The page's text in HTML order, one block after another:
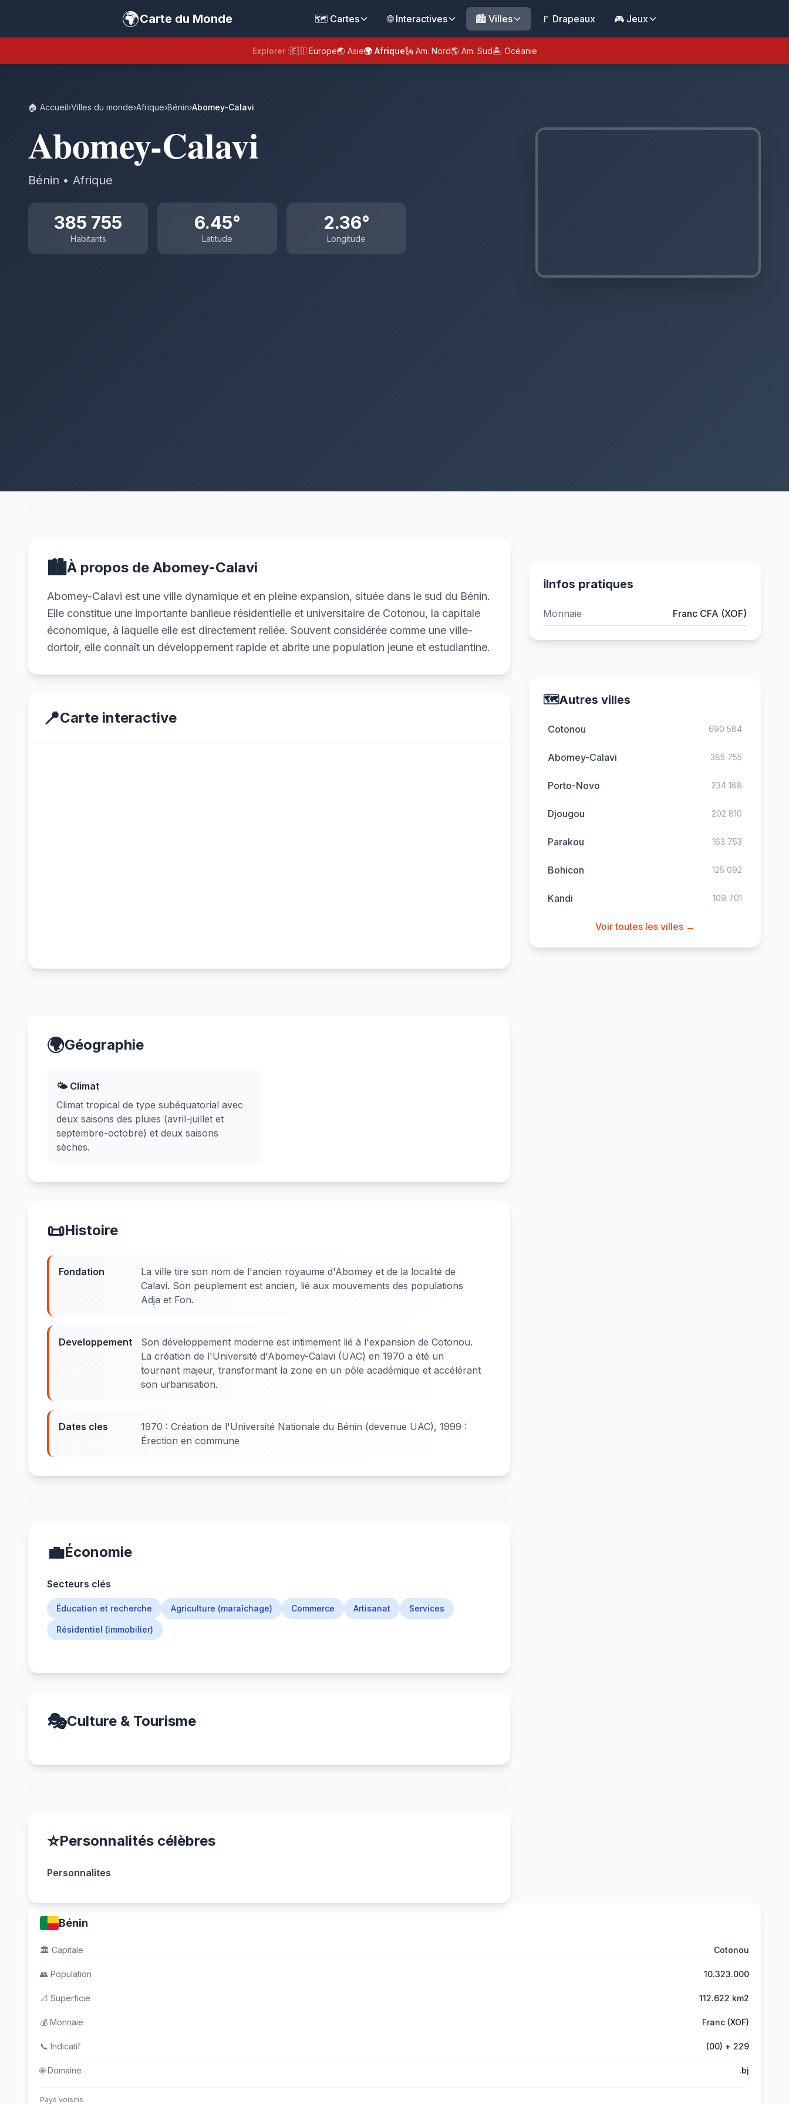
🌍Carte du Monde 🗺️ Cartes 🌐 Interactives 🏙️ Villes 🚩 Drapeaux 🎮 Jeux
Explorer :🇪🇺 Europe🌏 Asie🌍 Afrique🗽 Am. Nord🌎 Am. Sud🏝️ Océanie
🏠 Accueil›Villes du monde›Afrique›Bénin›Abomey-Calavi
Abomey-Calavi
Bénin • Afrique
385 755
Habitants
6.45°
Latitude
2.36°
Longitude
🏙️À propos de Abomey-Calavi
Abomey-Calavi est une ville dynamique et en pleine expansion, située dans le sud du Bénin.
Elle constitue une importante banlieue résidentielle et universitaire de Cotonou, la capitale
économique, à laquelle elle est directement reliée. Souvent considérée comme une ville-
dortoir, elle connaît un développement rapide et abrite une population jeune et estudiantine.
📍Carte interactive
🌍Géographie
🌤️ Climat
Climat tropical de type subéquatorial avec
deux saisons des pluies (avril-juillet et
septembre-octobre) et deux saisons
sèches.
📜Histoire
Fondation
La ville tire son nom de l'ancien royaume d'Abomey et de la localité de
Calavi. Son peuplement est ancien, lié aux mouvements des populations
Adja et Fon.
Developpement
Son développement moderne est intimement lié à l'expansion de Cotonou.
La création de l'Université d'Abomey-Calavi (UAC) en 1970 a été un
tournant majeur, transformant la zone en un pôle académique et accélérant
son urbanisation.
Dates cles
1970 : Création de l'Université Nationale du Bénin (devenue UAC), 1999 :
Érection en commune
💼Économie
Secteurs clés
Éducation et recherche Agriculture (maraîchage) Commerce Artisanat Services
Résidentiel (immobilier)
🎭Culture & Tourisme
⭐Personnalités célèbres
Personnalites
ℹ️Infos pratiques
Monnaie Franc CFA (XOF)
🗺️Autres villes
Cotonou 690 584
Abomey-Calavi 385 755
Porto-Novo 234 168
Djougou 202 810
Parakou 163 753
Bohicon 125 092
Kandi 109 701
Voir toutes les villes →
Bénin
🏛️ Capitale Cotonou
👥 Population 10.323.000
📐 Superficie 112.622 km2
💰 Monnaie Franc (XOF)
📞 Indicatif (00) + 229
🌐Domaine .bj
Pays voisins